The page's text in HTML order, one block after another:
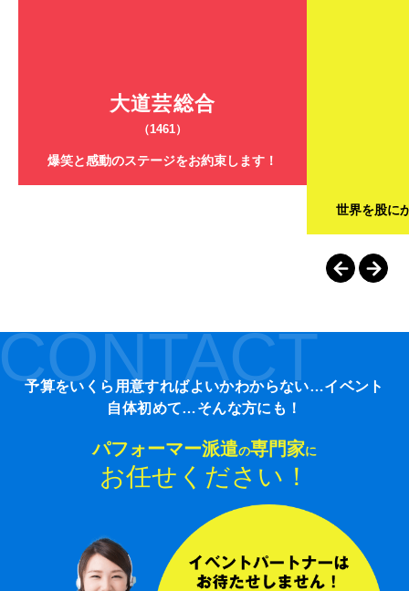
大道芸総合
（1461）
爆笑と感動のステージをお約束します！
世界を股に
予算をいくら用意すればよいかわからない…イベント
自体初めて…そんな方にも！
パフォーマー派遣の専門家に
お任せください！